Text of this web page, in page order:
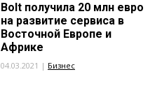
Bolt получила 20 млн евро
на развитие сервиса в
Восточной Европе и
Африке
04.03.2021 | Бизнес